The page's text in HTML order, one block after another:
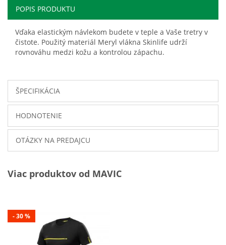
POPIS PRODUKTU
Vďaka elastickým návlekom budete v teple a Vaše tretry v
čistote. Použitý materiál Meryl vlákna Skinlife udrží
rovnováhu medzi kožu a kontrolou zápachu.
ŠPECIFIKÁCIA
HODNOTENIE
OTÁZKY NA PREDAJCU
Viac produktov od MAVIC
- 30 %